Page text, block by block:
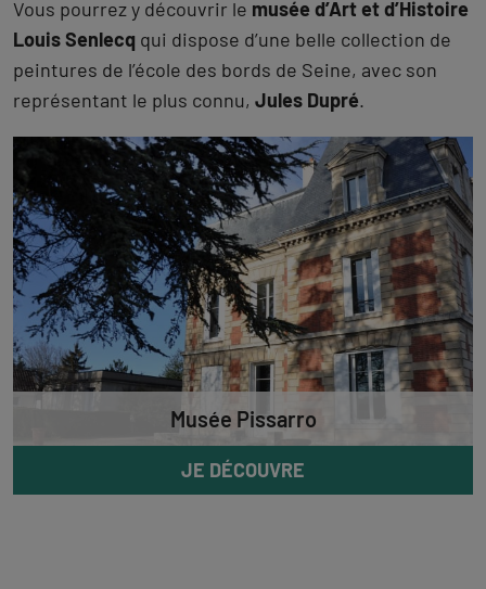
Vous pourrez y découvrir le musée d’Art et d’Histoire
Louis Senlecq qui dispose d’une belle collection de
peintures de l’école des bords de Seine, avec son
représentant le plus connu, Jules Dupré.
Musée Pissarro
JE DÉCOUVRE